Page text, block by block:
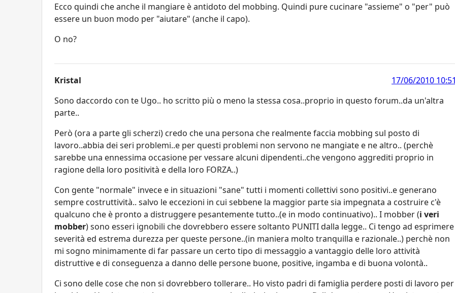
Ecco quindi che anche il mangiare è antidoto del mobbing. Quindi pure cucinare "assieme" o "per" può
essere un buon modo per "aiutare" (anche il capo).
O no?
Kristal
17/06/2010
Sono daccordo con te Ugo.. ho scritto più o meno la stessa cosa..proprio in questo forum..da un'altra
parte..
Però (ora a parte gli scherzi) credo che una persona che realmente faccia mobbing sul posto di
lavoro..abbia dei seri problemi..e per questi problemi non servono ne mangiate e ne altro.. (perchè
sarebbe una ennessima occasione per vessare alcuni dipendenti..che vengono aggrediti proprio in
ragione della loro positività e della loro FORZA..)
Con gente "normale" invece e in situazioni "sane" tutti i momenti collettivi sono positivi..e generano
sempre costruttività.. salvo le eccezioni in cui sebbene la maggior parte sia impegnata a costruire c'è
qualcuno che è pronto a distruggere pesantemente tutto..(e in modo continuativo).. I mobber (i veri
mobber) sono esseri ignobili che dovrebbero essere soltanto PUNITI dalla legge.. Ci tengo ad esprimere
severità ed estrema durezza per queste persone..(in maniera molto tranquilla e razionale..) perchè non
mi sogno minimamente di far passare un certo tipo di messaggio a vantaggio delle loro attività
distruttive e di conseguenza a danno delle persone buone, positive, ingamba e di buona volontà..
Ci sono delle cose che non si dovrebbero tollerare.. Ho visto padri di famiglia perdere posti di lavoro per